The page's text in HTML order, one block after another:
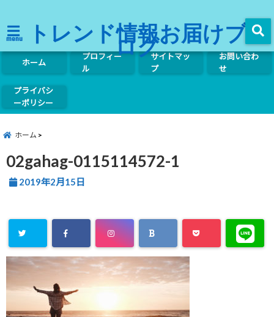
menu トレンド情報お届けブ
ログ
ホーム
プロフィー
ル
サイトマッ
プ
お問い合わ
せ
プライバシ
ーポリシー
ホーム
02gahag-0115114572-1
2019年2月15日